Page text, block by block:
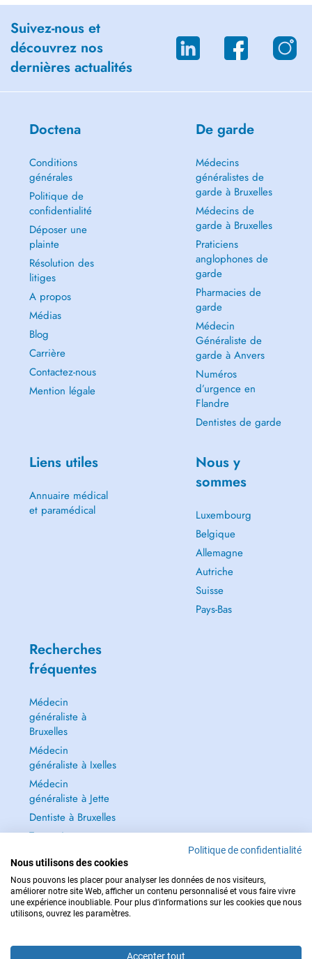
Suivez-nous et
découvrez nos
dernières actualités
Doctena
Conditions
générales
Politique de
confidentialité
Déposer une
plainte
Résolution des
litiges
A propos
Médias
Blog
Carrière
Contactez-nous
Mention légale
De garde
Médecins
généralistes de
garde à Bruxelles
Médecins de
garde à Bruxelles
Praticiens
anglophones de
garde
Pharmacies de
garde
Médecin
Généraliste de
garde à Anvers
Numéros
d’urgence en
Flandre
Dentistes de garde
Liens utiles
Annuaire médical
et paramédical
Nous y
sommes
Luxembourg
Belgique
Allemagne
Autriche
Suisse
Pays-Bas
Recherches
fréquentes
Médecin
généraliste à
Bruxelles
Médecin
généraliste à Ixelles
Médecin
généraliste à Jette
Dentiste à Bruxelles
Tout voir →
POUR LES URGENCES, CONSULTEZ : 112
Politique de confidentialité
Nous utilisons des cookies
Nous pouvons les placer pour analyser les données de nos visiteurs,
améliorer notre site Web, afficher un contenu personnalisé et vous faire vivre
une expérience inoubliable. Pour plus d'informations sur les cookies que nous
utilisons, ouvrez les paramètres.
Accepter tout